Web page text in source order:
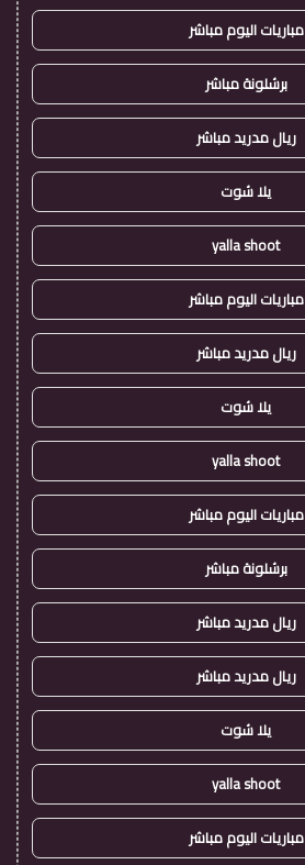
مباريات اليوم مباشر
برشلونة مباشر
ريال مدريد مباشر
يلا شوت
yalla shoot
مباريات اليوم مباشر
ريال مدريد مباشر
يلا شوت
yalla shoot
مباريات اليوم مباشر
برشلونة مباشر
ريال مدريد مباشر
ريال مدريد مباشر
يلا شوت
yalla shoot
مباريات اليوم مباشر